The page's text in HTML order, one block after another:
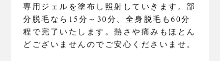
専用ジェルを塗布し照射していきます。部
分脱毛なら15分～30分、全身脱毛も60分
程で完了いたします。熱さや痛みもほとん
どございませんのでご安心くださいませ。